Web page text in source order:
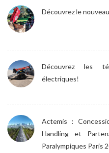
Découvrez le
Découvrez les
électriques!
Actemis :
Handling et
Paralympiques Paris